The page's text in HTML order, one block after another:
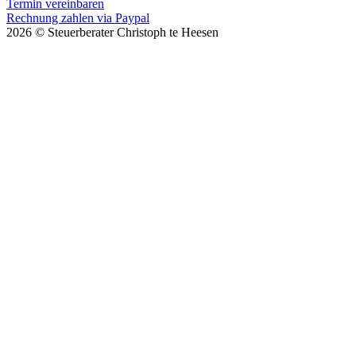
Termin vereinbaren
Rechnung zahlen via Paypal
2026 © Steuerberater Christoph te Heesen